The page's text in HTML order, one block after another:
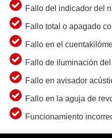
Fallo del indicador del
Fallo total o apagado
Fallo en el
Fallo de iluminación
Fallo en avisador
Fallo en la aguja de
Funcionamiento